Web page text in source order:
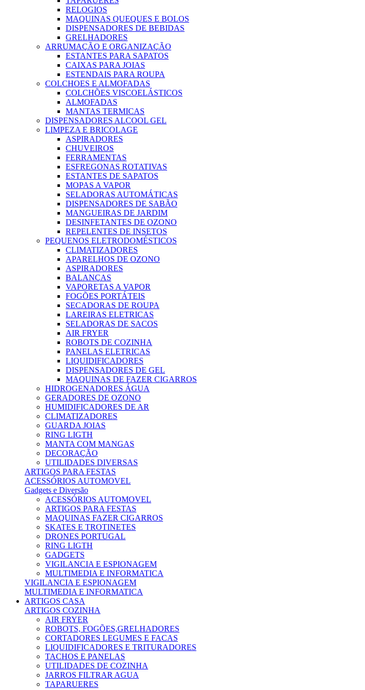
RELOGIOS
MAQUINAS QUEQUES E BOLOS
DISPENSADORES DE BEBIDAS
GRELHADORES
ARRUMAÇÃO E ORGANIZAÇÃO
ESTANTES PARA SAPATOS
CAIXAS PARA JOIAS
ESTENDAIS PARA ROUPA
COLCHOES E ALMOFADAS
COLCHÕES VISCOELÁSTICOS
ALMOFADAS
MANTAS TERMICAS
DISPENSADORES ALCOOL GEL
LIMPEZA E BRICOLAGE
ASPIRADORES
CHUVEIROS
FERRAMENTAS
ESFREGONAS ROTATIVAS
ESTANTES DE SAPATOS
MOPAS A VAPOR
SELADORAS AUTOMÁTICAS
DISPENSADORES DE SABÃO
MANGUEIRAS DE JARDIM
DESINFETANTES DE OZONO
REPELENTES DE INSETOS
PEQUENOS ELETRODOMÉSTICOS
CLIMATIZADORES
APARELHOS DE OZONO
ASPIRADORES
BALANÇAS
VAPORETAS A VAPOR
FOGÕES PORTÁTEIS
SECADORAS DE ROUPA
LAREIRAS ELETRICAS
SELADORAS DE SACOS
AIR FRYER
ROBOTS DE COZINHA
PANELAS ELETRICAS
LIQUIDIFICADORES
DISPENSADORES DE GEL
MAQUINAS DE FAZER CIGARROS
HIDROGENADORES ÁGUA
GERADORES DE OZONO
HUMIDIFICADORES DE AR
CLIMATIZADORES
GUARDA JOIAS
RING LIGTH
MANTA COM MANGAS
DECORAÇÃO
UTILIDADES DIVERSAS
ARTIGOS PARA FESTAS
ACESSÓRIOS AUTOMOVEL
Gadgets e Diversão
ACESSÓRIOS AUTOMOVEL
ARTIGOS PARA FESTAS
MAQUINAS FAZER CIGARROS
SKATES E TROTINETES
DRONES PORTUGAL
RING LIGTH
GADGETS
VIGILANCIA E ESPIONAGEM
MULTIMEDIA E INFORMATICA
VIGILANCIA E ESPIONAGEM
MULTIMEDIA E INFORMATICA
ARTIGOS CASA
ARTIGOS COZINHA
AIR FRYER
ROBOTS, FOGÕES,GRELHADORES
CORTADORES LEGUMES E FACAS
LIQUIDIFICADORES E TRITURADORES
TACHOS E PANELAS
UTILIDADES DE COZINHA
JARROS FILTRAR AGUA
TAPARUERES